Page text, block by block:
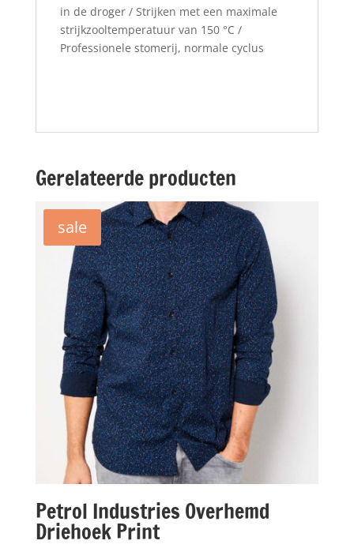
in de droger / Strijken met een maximale
strijkzooltemperatuur van 150 °C /
Professionele stomerij, normale cyclus
Gerelateerde producten
sale
Petrol Industries Overhemd
Driehoek Print